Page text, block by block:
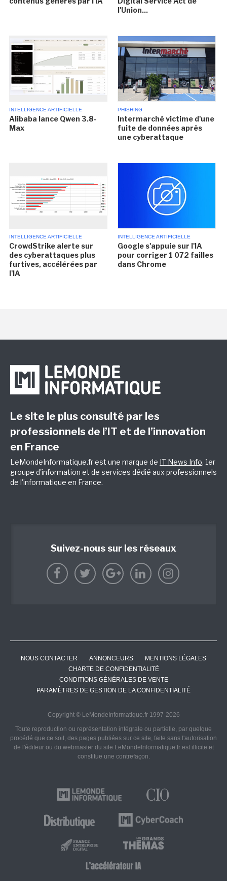
l'Union...
INTELLIGENCE ARTIFICIELLE
Alibaba lance Qwen 3.8-
Max
PHISHING
Intermarché victime d'une
fuite de données après
une cyberattaque
INTELLIGENCE ARTIFICIELLE
CrowdStrike alerte sur
des cyberattaques plus
furtives, accélérées par
l'IA
INTELLIGENCE ARTIFICIELLE
Google s'appuie sur l'IA
pour corriger 1 072 failles
dans Chrome
Le site le plus consulté par les
professionnels de l’IT et de l’innovation
en France
LeMondeInformatique.fr est une marque de IT News Info, 1er
groupe d'information et de services dédié aux professionnels
de l'informatique en France.
Suivez-nous sur les réseaux
NOUS CONTACTER ANNONCEURS
MENTIONS LÉGALES
CHARTE DE CONFIDENTIALITÉ
CONDITIONS GÉNÉRALES DE VENTE
PARAMÈTRES DE GESTION DE LA CONFIDENTIALITÉ
Copyright © LeMondeInformatique.fr 1997-2026
Toute reproduction ou représentation intégrale ou partielle, par quelque
procédé que ce soit, des pages publiées sur ce site, faite sans l'autorisation
de l'éditeur ou du webmaster du site LeMondeInformatique.fr est illicite et
constitue une contrefaçon.